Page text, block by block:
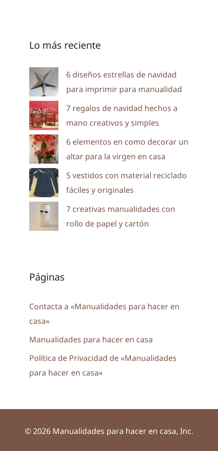
Lo más reciente
6 diseños estrellas de navidad
para imprimir para manualidad
7 regalos de navidad hechos a
mano creativos y simples
6 elementos en como decorar un
altar para la virgen en casa
5 vestidos con material reciclado
fáciles y originales
7 creativas manualidades con
rollo de papel y cartón
Páginas
Contacta a «Manualidades para hacer en
casa»
Manualidades para hacer en casa
Política de Privacidad de «Manualidades
para hacer en casa»
© 2026 Manualidades para hacer en casa, Inc.